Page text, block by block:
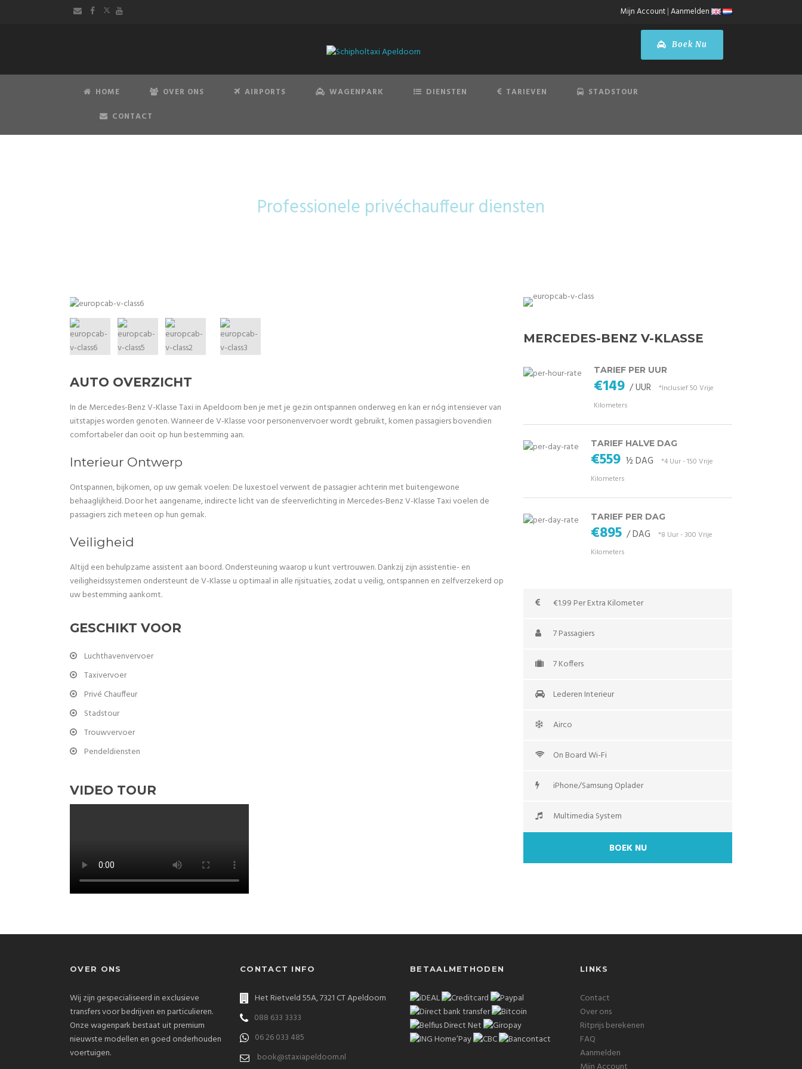
Mijn Account|Aanmelden
Boek Nu
HOME OVER ONS AIRPORTS WAGENPARK DIENSTEN TARIEVEN
STADSTOUR
CONTACT
Professionele privéchauffeur diensten
MERCEDES-BENZ V-KLASSE
TARIEF PER UUR
€149 / UUR
*Inclusief 50 Vrije
Kilometers
TARIEF HALVE DAG
€559 ½ DAG
*4 Uur - 150 Vrije
Kilometers
TARIEF PER DAG
€895 / DAG
*8 Uur - 300 Vrije
Kilometers
€1.99 Per Extra Kilometer
7 Passagiers
7 Koffers
Lederen Interieur
Airco
On Board Wi-Fi
iPhone/Samsung Oplader
Multimedia System
BOEK NU
AUTO OVERZICHT
In de Mercedes-Benz V-Klasse Taxi in Apeldoorn ben je met je gezin ontspannen onderweg en kan er nóg intensiever van
uitstapjes worden genoten. Wanneer de V-Klasse voor personenvervoer wordt gebruikt, komen passagiers bovendien
comfortabeler dan ooit op hun bestemming aan.
Interieur Ontwerp
Ontspannen, bijkomen, op uw gemak voelen: De luxestoel verwent de passagier achterin met buitengewone
behaaglijkheid. Door het aangename, indirecte licht van de sfeerverlichting in Mercedes-Benz V-Klasse Taxi voelen de
passagiers zich meteen op hun gemak.
Veiligheid
Altijd een behulpzame assistent aan boord. Ondersteuning waarop u kunt vertrouwen. Dankzij zijn assistentie- en
veiligheidssystemen ondersteunt de V-Klasse u optimaal in alle rijsituaties, zodat u veilig, ontspannen en zelfverzekerd op
uw bestemming aankomt.
GESCHIKT VOOR
Luchthavenvervoer
Taxivervoer
Privé Chauffeur
Stadstour
Trouwvervoer
Pendeldiensten
VIDEO TOUR
OVER ONS
Wij zijn gespecialiseerd in exclusieve
transfers voor bedrijven en particulieren.
Onze wagenpark bestaat uit premium
nieuwste modellen en goed onderhouden
voertuigen.
CONTACT INFO
Het Rietveld 55A, 7321 CT Apeldoorn
088 633 3333
06 26 033 485
book@staxiapeldoorn.nl
BETAALMETHODEN LINKS
Contact
Over ons
Ritprijs berekenen
FAQ
Aanmelden